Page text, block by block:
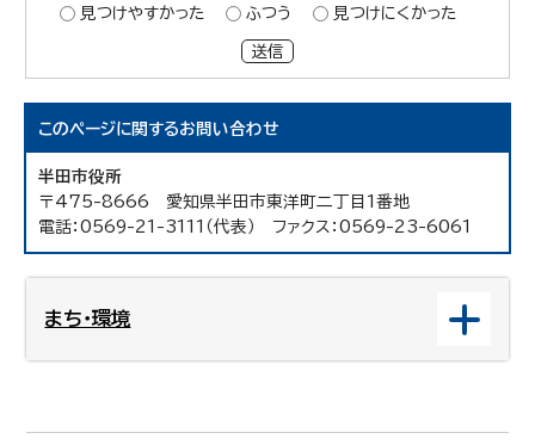
見つけやすかった
ふつう 見つけにくかった
送信
このページに関するお問い合わせ
半田市役所
〒475-8666 愛知県半田市東洋町二丁目1番地
電話：0569-21-3111（代表） ファクス：0569-23-6061
まち・環境